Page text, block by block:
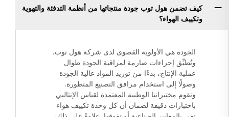
كيف تضمن هول توب جودة منتجاتها من أنظمة التدفئة والتهوية
وتكييف الهواء؟
الجودة هي الأولوية القصوى لدى شركة هول توب.
ونُطبِّق إجراءات صارمة لمراقبة الجودة طوال
عملية الإنتاج، بدءًا من توريد المواد عالية الجودة
وصولًا إلى استخدام مرافق التصنيع المتطورة.
وتقوم مختبراتنا الوطنية المعتمدة لقياس الإنثالبي
باختبارات دقيقة لضمان أن كل وحدة تكييف هواء